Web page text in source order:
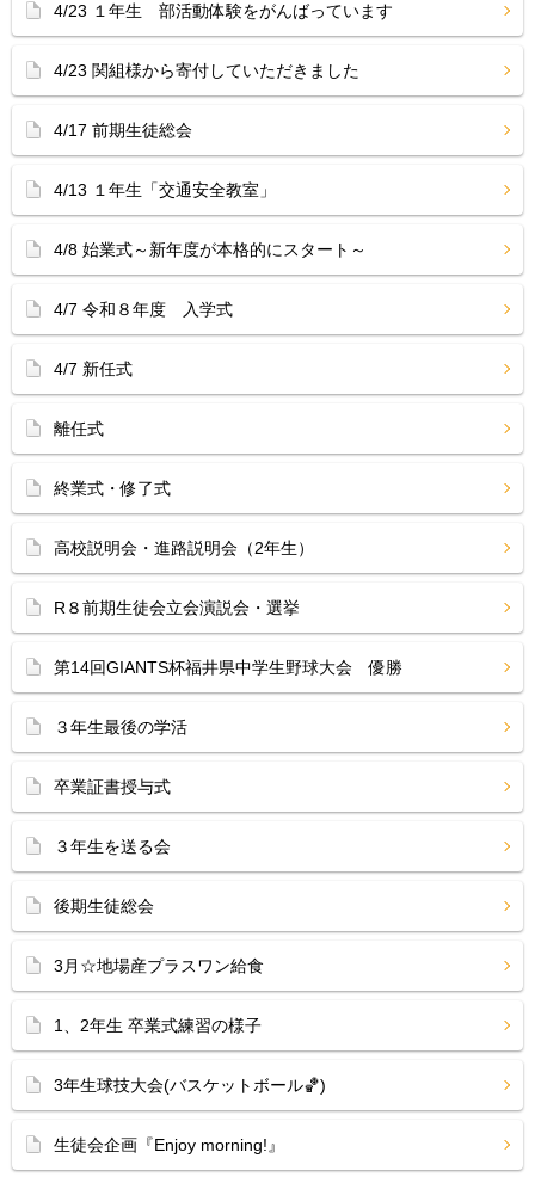
4/23 １年生 部活動体験をがんばっています
4/23 関組様から寄付していただきました
4/17 前期生徒総会
4/13 １年生「交通安全教室」
4/8 始業式～新年度が本格的にスタート～
4/7 令和８年度 入学式
4/7 新任式
離任式
終業式・修了式
高校説明会・進路説明会（2年生）
R８前期生徒会立会演説会・選挙
第14回GIANTS杯福井県中学生野球大会 優勝
３年生最後の学活
卒業証書授与式
３年生を送る会
後期生徒総会
3月☆地場産プラスワン給食
1、2年生 卒業式練習の様子
3年生球技大会(バスケットボール🏀)
生徒会企画『Enjoy morning!』